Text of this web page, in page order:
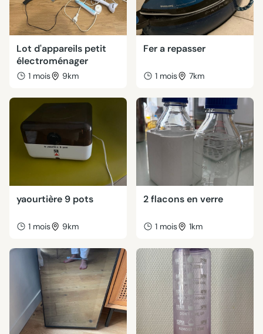
Lot d'appareils petit
électroménager
1 mois 9km
Fer a repasser
1 mois 7km
yaourtière 9 pots
1 mois 9km
2 flacons en verre
1 mois 1km